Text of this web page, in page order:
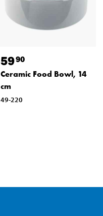
5990
Ceramic Food Bowl, 14
cm
49-220